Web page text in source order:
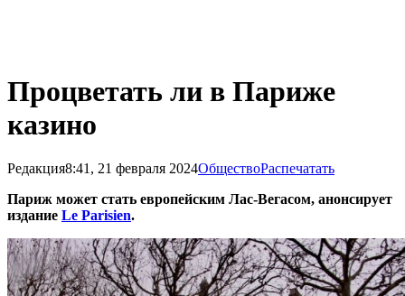
Процветать ли в Париже
казино
Редакция8:41, 21 февраля 2024ОбществоРаспечатать
Париж может стать европейским Лас-Вегасом, анонсирует
издание Le Parisien.